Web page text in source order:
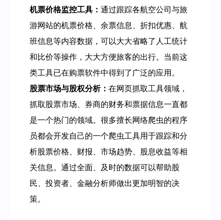
机票价格监控工具： 通过跟踪各航空公司与旅
游网站的机票价格、余票信息、折扣优惠、航
班信息等内容数据，可以大大省略了人工统计
和比价等操作，大大方便旅客的出行。当前这
类工具已在购票软件中得到了广泛的应用。
股票市场与股权分析： 在网页抓取工具领域，
抓取股票市场、券商的财务和票据信息一直都
是一个热门的领域。很多擅长网络爬虫的程序
员都会开发自己的一个爬虫工具用于跟踪和分
析股票价格、财报、市场趋势、股息收益等相
关信息。通过全面、及时的数据可以帮助股
民、投资者、金融分析师做出更加明智的决
策。